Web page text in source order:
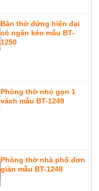
Bàn thờ đứng hiện đại
có ngăn kéo mẫu BT-
1250
Phòng thờ nhỏ gọn 1
vách mẫu BT-1249
Phòng thờ nhà phố đơn
giản mẫu BT-1248